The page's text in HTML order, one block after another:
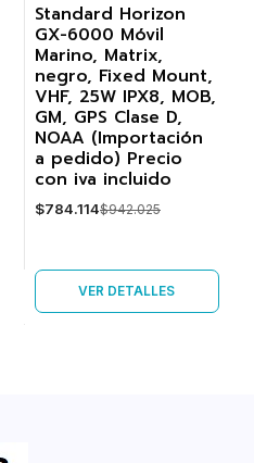
-17%
Agotado
Standard Horizon
GX-6000 Móvil
Marino, Matrix,
negro, Fixed Mount,
VHF, 25W IPX8, MOB,
GM, GPS Clase D,
NOAA (Importación
a pedido) Precio
con iva incluido
$784.114$942.025
VER DETALLES